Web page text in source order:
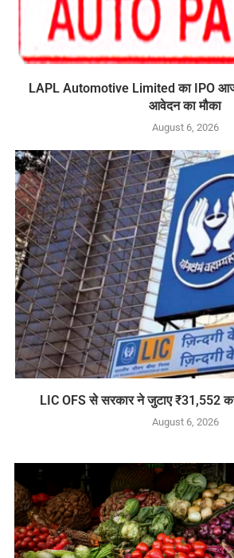
LAPL Automotive Limited का IPO
आवेदन का मौका
August 6, 2026
LIC OFS से सरकार ने जुटाए ₹31,552
August 6, 2026